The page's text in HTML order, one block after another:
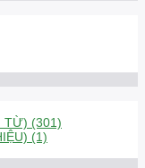
TỪ) (301)
(1)